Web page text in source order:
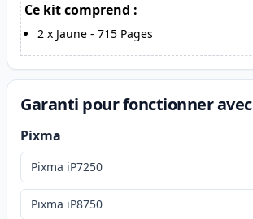
Ce kit comprend :
2 x Jaune - 715 Pages
Garanti pour fonctionner avec
Pixma
Pixma iP7250
Pixma iP8750